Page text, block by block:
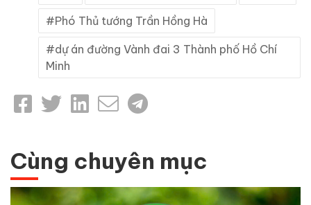
Phó Thủ tướng Trần Hồng Hà
dự án đường Vành đai 3 Thành phố Hồ Chí
Minh
Cùng chuyên mục